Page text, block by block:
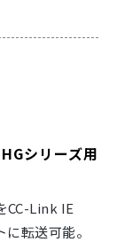
シリーズ用
CC-Link IE
転送可能。